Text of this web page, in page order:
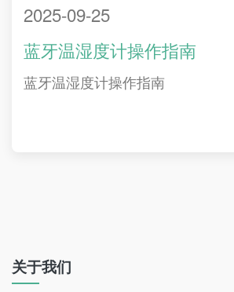
2025-09-25
蓝牙温湿度计操作指南
蓝牙温湿度计操作指南
关于我们